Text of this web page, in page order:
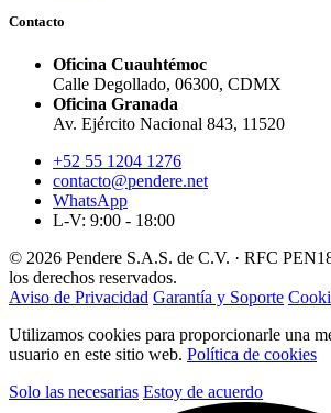
Contacto
Oficina Cuauhtémoc
Calle Degollado, 06300, CDMX
Oficina Granada
Av. Ejército Nacional 843, 11520
+52 55 1204 1276
contacto@pendere.net
WhatsApp
L-V: 9:00 - 18:00
© 2026 Pendere S.A.S. de C.V. · RFC
los derechos reservados.
Aviso de Privacidad Garantía y Soporte
Utilizamos cookies para proporcionarle una
usuario en este sitio web. Política de cookies
Solo las necesarias Estoy de acuerdo